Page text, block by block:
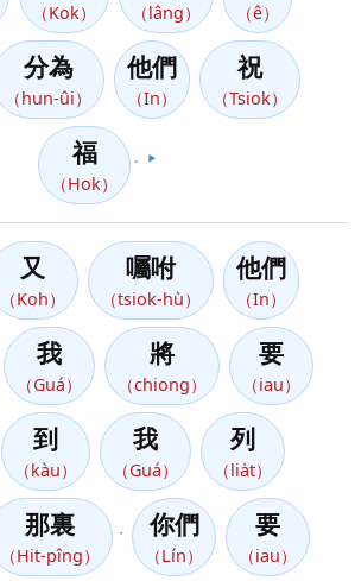
（Kok） （lâng） （ê）
分為
（hun-ûi）
他們
（In）
祝
（Tsiok）
福
（Hok）
▶️
又
（Koh）
囑咐
（tsiok-hù）
他們
（In）
我
（Guá）
將
（chiong）
要
（iau）
到
（kàu）
我
（Guá）
列
（lia̍t）
那裏
（Hit-pîng）
你們
（Lín）
要
（iau）